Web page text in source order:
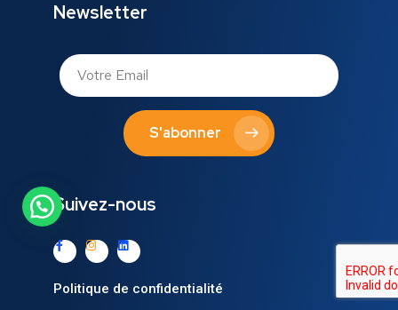
Newsletter
S'abonner
Suivez-nous
Politique de confidentialité